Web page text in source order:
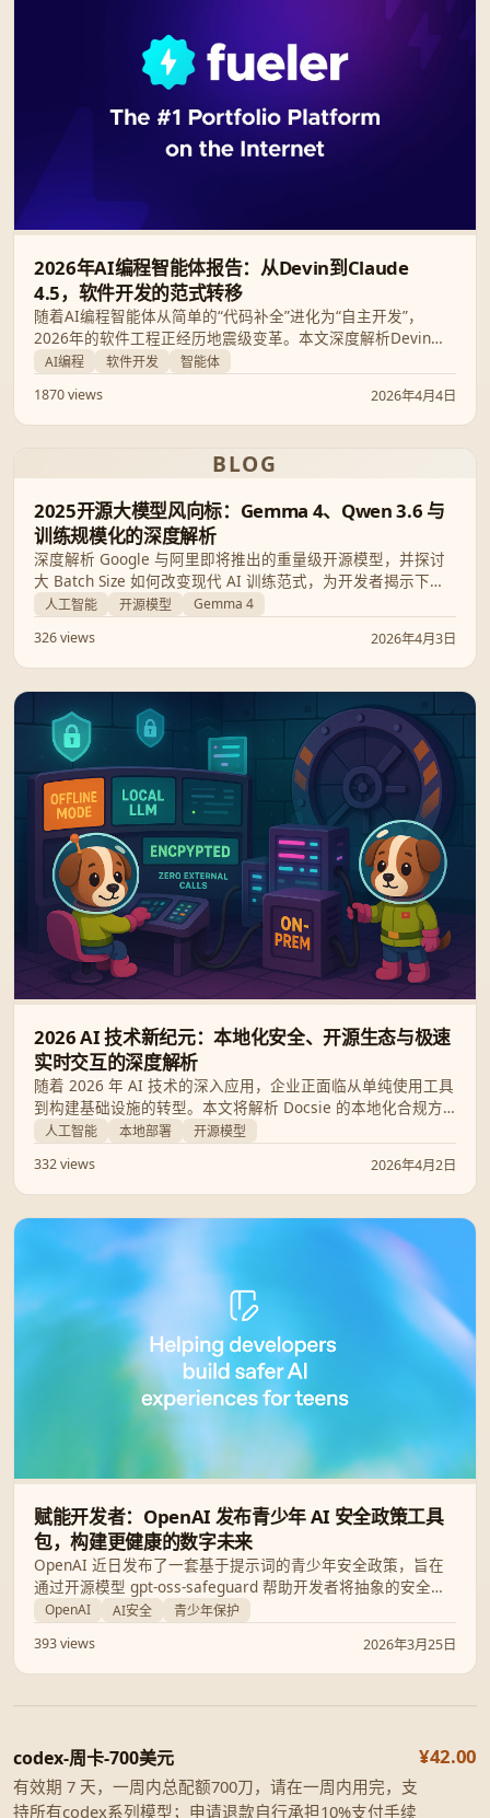
2026年AI编程智能体报告：从Devin到Claude
4.5，软件开发的范式转移
随着AI编程智能体从简单的“代码补全”进化为“自主开发”，
2026年的软件工程正经历地震级变革。本文深度解析Devin、
Cursor等前沿工具，结合最新的SWE-Bench跑分数据，探讨谷
歌、OpenAI与Anthropic领跑的行业新格局及其对开发者的深
远影响。
AI编程 软件开发
智能体
1870 views
2026年4月4日
BLOG
2025开源大模型风向标：Gemma 4、Qwen 3.6 与
训练规模化的深度解析
深度解析 Google 与阿里即将推出的重量级开源模型，并探讨
大 Batch Size 如何改变现代 AI 训练范式，为开发者揭示下一
代本地大模型的性能边界。
人工智能 开源模型
Gemma 4
326 views
2026年4月3日
2026 AI 技术新纪元：本地化安全、开源生态与极速
实时交互的深度解析
随着 2026 年 AI 技术的深入应用，企业正面临从单纯使用工具
到构建基础设施的转型。本文将解析 Docsie 的本地化合规方
案、Hugging Face 的开源智能体解放之路以及 Google
控制权。
人工智能 本地部署
开源模型
332 views
2026年4月2日
赋能开发者：OpenAI 发布青少年 AI 安全政策工具
包，构建更健康的数字未来
OpenAI 近日发布了一套基于提示词的青少年安全政策，旨在
通过开源模型 gpt-oss-safeguard 帮助开发者将抽象的安全准
则转化为可执行的系统分类器，全面保障未成年人在 AI 时代的
使用安全。
OpenAI AI安全
青少年保护
393 views
2026年3月25日
codex-周卡-700美元
有效期 7 天，一周内总配额700刀，请在一周内用完，支
持所有codex系列模型；申请退款自行承担10%支付手续
¥42.00